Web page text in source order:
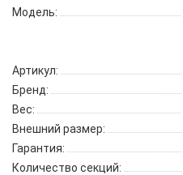
Модель:
Артикул:
Бренд:
Вес:
Внешний размер:
Гарантия:
Количество секций: